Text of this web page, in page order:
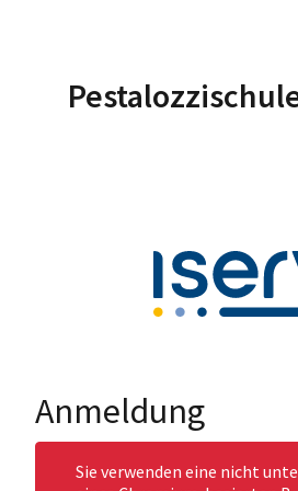
Anmeldung
Sie verwenden eine nicht